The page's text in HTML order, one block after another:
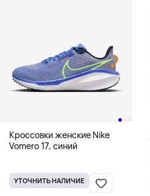
Кроссовки женские Nike
Vomero 17, синий
УТОЧНИТЬ НАЛИЧИЕ